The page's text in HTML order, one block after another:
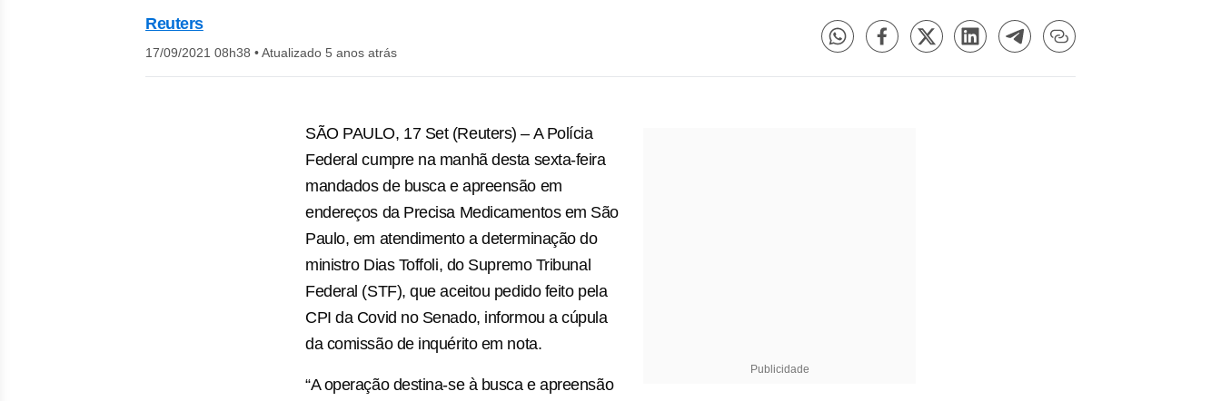
Reuters
17/09/2021 08h38 •Atualizado 5 anos atrás
Publicidade
SÃO PAULO, 17 Set (Reuters) – A Polícia
Federal cumpre na manhã desta sexta-feira
mandados de busca e apreensão em
endereços da Precisa Medicamentos em São
Paulo, em atendimento a determinação do
ministro Dias Toffoli, do Supremo Tribunal
Federal (STF), que aceitou pedido feito pela
CPI da Covid no Senado, informou a cúpula
da comissão de inquérito em nota.
“A operação destina-se à busca e apreensão